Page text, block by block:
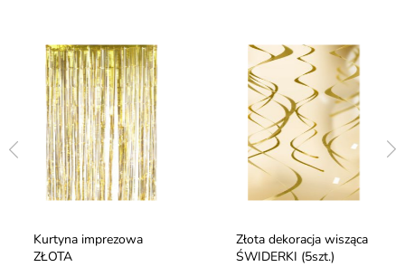
Kurtyna imprezowa
ZŁOTA
Złota dekoracja wisząca
ŚWIDERKI (5szt.)